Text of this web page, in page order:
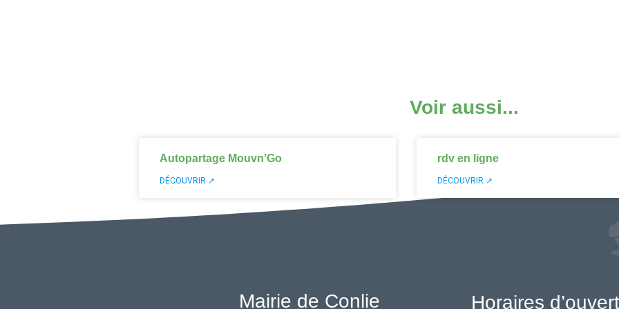
Voir aussi...
Autopartage Mouvn’Go
DÉCOUVRIR ↗
rdv en ligne
DÉCOUVRIR ↗
Mairie de Conlie Horaires